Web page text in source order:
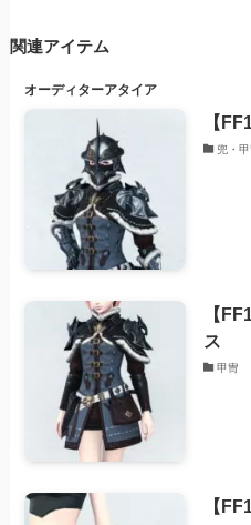
関連アイテム
オーディターアタイア
【
兜・甲
【
ス
甲冑
【